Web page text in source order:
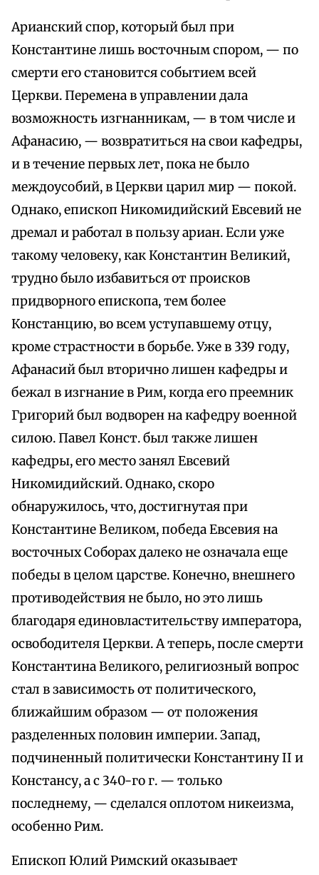
Арианский спор, который был при
Константине лишь восточным спором, — по
смерти его становится событием всей
Церкви. Перемена в управлении дала
возможность изгнанникам, — в том числе и
Афанасию, — возвратиться на свои кафедры,
и в течение первых лет, пока не было
междоусобий, в Церкви царил мир — покой.
Однако, епископ Никомидийский Евсевий не
дремал и работал в пользу ариан. Если уже
такому человеку, как Константин Великий,
трудно было избавиться от происков
придворного епископа, тем более
Констанцию, во всем уступавшему отцу,
кроме страстности в борьбе. Уже в 339 году,
Афанасий был вторично лишен кафедры и
бежал в изгнание в Рим, когда его преемник
Григорий был водворен на кафедру военной
силою. Павел Конст. был также лишен
кафедры, его место занял Евсевий
Никомидийский. Однако, скоро
обнаружилось, что, достигнутая при
Константине Великом, победа Евсевия на
восточных Соборах далеко не означала еще
победы в целом царстве. Конечно, внешнего
противодействия не было, но это лишь
благодаря единовластительству императора,
освободителя Церкви. А теперь, после смерти
Константина Великого, религиозный вопрос
стал в зависимость от политического,
ближайшим образом — от положения
разделенных половин империи. Запад,
подчиненный политически Константину II и
Констансу, а с 340-го г. — только
последнему, — сделался оплотом никеизма,
особенно Рим.
Епископ Юлий Римский оказывает